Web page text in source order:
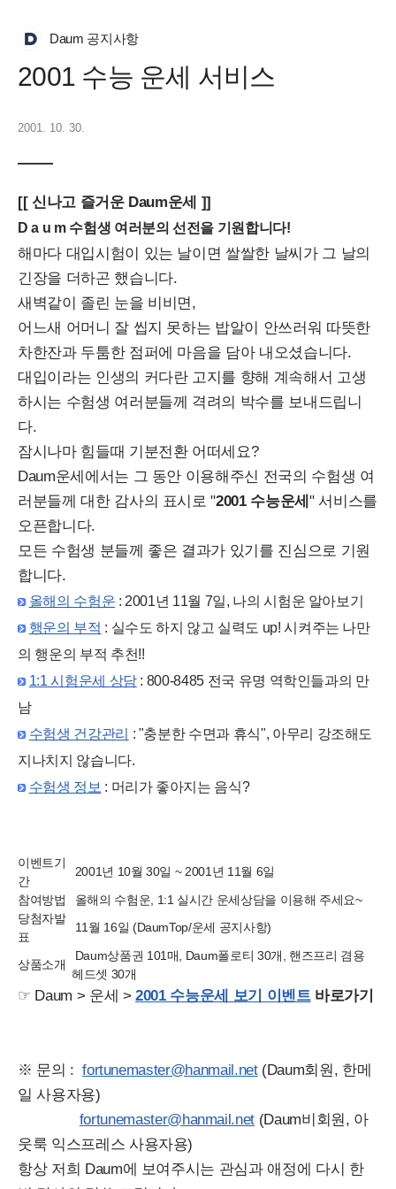
Daum 공지사항
2001 수능 운세 서비스
2001. 10. 30.
[[ 신나고 즐거운 Daum운세 ]]
D a u m 수험생 여러분의 선전을 기원합니다!
해마다 대입시험이 있는 날이면 쌀쌀한 날씨가 그 날의
긴장을 더하곤 했습니다.
새벽같이 졸린 눈을 비비면,
어느새 어머니 잘 씹지 못하는 밥알이 안쓰러워 따뜻한
차한잔과 두툼한 점퍼에 마음을 담아 내오셨습니다.
대입이라는 인생의 커다란 고지를 향해 계속해서 고생
하시는 수험생 여러분들께 격려의 박수를 보내드립니
다.
잠시나마 힘들때 기분전환 어떠세요?
Daum운세에서는 그 동안 이용해주신 전국의 수험생 여
러분들께 대한 감사의 표시로 "2001 수능운세 " 서비스를
오픈합니다.
모든 수험생 분들께 좋은 결과가 있기를 진심으로 기원
합니다.
올해의 수험운 : 2001년 11월 7일, 나의 시험운 알아보기
행운의 부적 : 실수도 하지 않고 실력도 up! 시켜주는 나만
의 행운의 부적 추천!!
1:1 시험운세 상담: 800-8485 전국 유명 역학인들과의 만
남
수험생 건강관리 : "충분한 수면과 휴식", 아무리 강조해도
지나치지 않습니다.
수험생 정보 : 머리가 좋아지는 음식?
이벤트기
간
2001년 10월 30일 ~ 2001년 11월 6일
참여방법
올해의 수험운, 1:1 실시간 운세상담을 이용해 주세요~
당첨자발
표
11월 16일 (DaumTop/운세 공지사항)
상품소개
Daum상품권 101매, Daum폴로티 30개, 핸즈프리 겸용
헤드셋 30개
☞ Daum > 운세 >2001 수능운세 보기 이벤트 바로가기
※ 문의 :fortunemaster@hanmail.net(Daum회원, 한메
일 사용자용)
fortunemaster@hanmail.net (Daum비회원, 아
웃룩 익스프레스 사용자용)
항상 저희 Daum에 보여주시는 관심과 애정에 다시 한